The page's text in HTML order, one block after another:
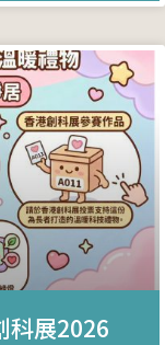
科展2026